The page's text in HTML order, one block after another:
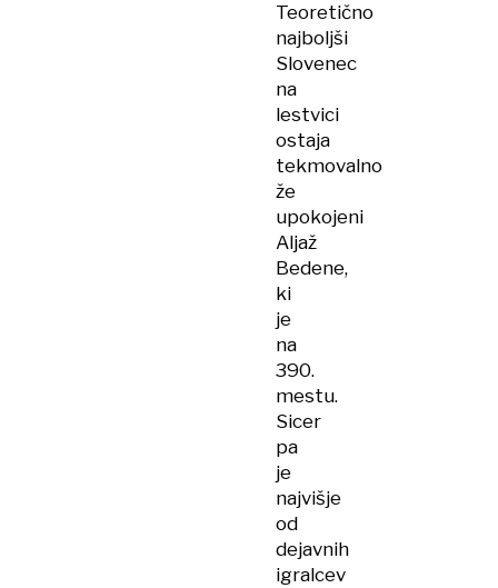
Teoretično
najboljši
Slovenec
na
lestvici
ostaja
tekmovalno
že
upokojeni
Aljaž
Bedene,
ki
je
na
390.
mestu.
Sicer
pa
je
najvišje
od
dejavnih
igralcev